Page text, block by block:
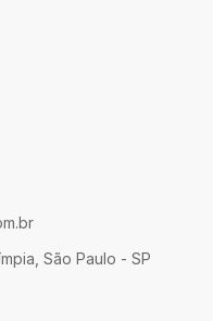
São Paulo - SP